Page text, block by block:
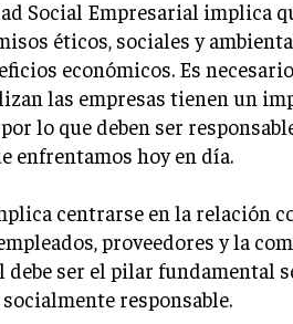
Social Empresarial implica
éticos, sociales y
económicos. Es
las empresas tienen un
lo que deben ser
enfrentamos hoy en día.
centrarse en la relación
proveedores y la
debe ser el pilar fundamental
responsable.